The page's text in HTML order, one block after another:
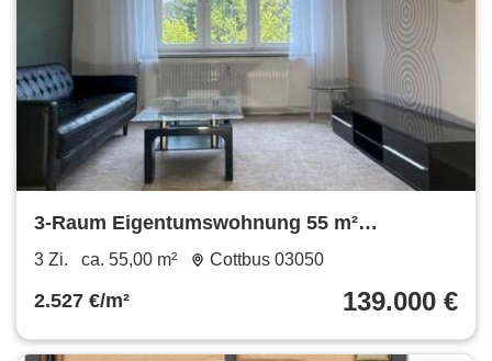
3-Raum Eigentumswohnung 55 m²
Spremberger Vorstadt
3 Zi. ca. 55,00 m² Cottbus 03050
2.527 €/m² 139.000 €